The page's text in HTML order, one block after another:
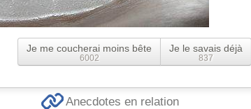
Je me coucherai moins bête
6002
Je le savais déjà
837
Anecdotes en relation